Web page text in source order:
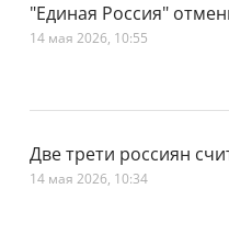
"Единая Россия"
14 мая 2026, 10:55
Две трети россиян
14 мая 2026, 10:34